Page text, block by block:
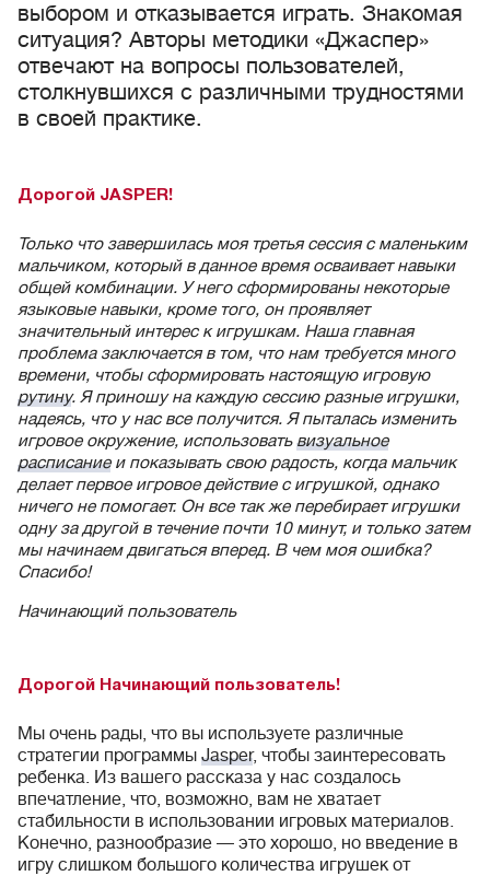
выбором и отказывается играть. Знакомая
ситуация? Авторы методики «Джаспер»
отвечают на вопросы пользователей,
столкнувшихся с различными трудностями
в своей практике.
Дорогой JASPER!
Только что завершилась моя третья сессия с маленьким
мальчиком, который в данное время осваивает навыки
общей комбинации. У него сформированы некоторые
языковые навыки, кроме того, он проявляет
значительный интерес к игрушкам. Наша главная
проблема заключается в том, что нам требуется много
времени, чтобы сформировать настоящую игровую
рутину. Я приношу на каждую сессию разные игрушки,
надеясь, что у нас все получится. Я пыталась изменить
игровое окружение, использоватьвизуальное
расписаниеи показывать свою радость, когда мальчик
делает первое игровое действие с игрушкой, однако
ничего не помогает. Он все так же перебирает игрушки
одну за другой в течение почти 10 минут, и только затем
мы начинаем двигаться вперед. В чем моя ошибка?
Спасибо!
Начинающий пользователь
Дорогой Начинающий пользователь!
Мы очень рады, что вы используете различные
стратегии программы Jasper, чтобы заинтересовать
ребенка. Из вашего рассказа у нас создалось
впечатление, что, возможно, вам не хватает
стабильности в использовании игровых материалов.
Конечно, разнообразие — это хорошо, но введение в
игру слишком большого количества игрушек от